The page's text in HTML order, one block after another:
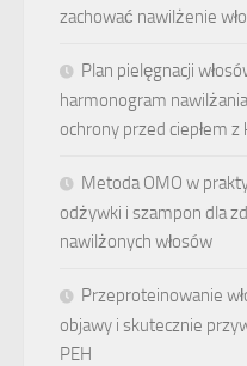
zachować nawilżenie
Plan pielęgnacji
harmonogram
ochrony przed ciepłem
Metoda OMO w
odżywki i szampon dla
nawilżonych włosów
Przeproteinowanie
objawy i skutecznie
PEH